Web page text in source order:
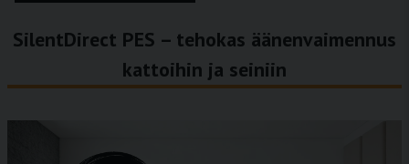
SilentDirect PES – tehokas äänenvaimennus
kattoihin ja seiniin